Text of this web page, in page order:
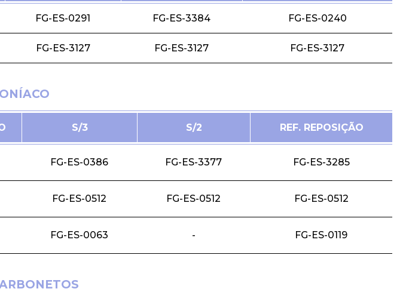
FG-ES-0291 FG-ES-3384 FG-ES-0240
FG-ES-3127 FG-ES-3127 FG-ES-3127
S/3 S/2 REF. REPOSIÇÃO
FG-ES-0386 FG-ES-3377 FG-ES-3285
FG-ES-0512 FG-ES-0512 FG-ES-0512
FG-ES-0063 - FG-ES-0119